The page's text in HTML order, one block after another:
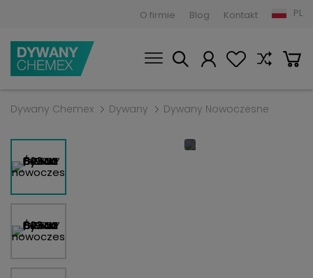
O firmie Blog Kontakt PL
Dywany Chemex Dywany Dywany Nowoczesne